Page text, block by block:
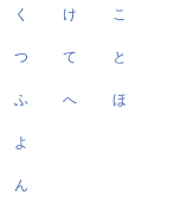
く け こ
つ て と
ふ へ ほ
よ
ん